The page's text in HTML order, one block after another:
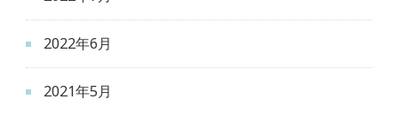
2022年6月
2021年5月